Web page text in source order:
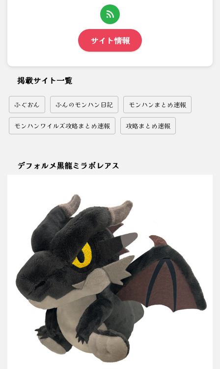
サイト情報
掲載サイト一覧
ふぐおん ふんのモンハン日記 モンハンまとめ速報
モンハンワイルズ攻略まとめ速報 攻略まとめ速報
デフォルメ黒龍ミラボレアス